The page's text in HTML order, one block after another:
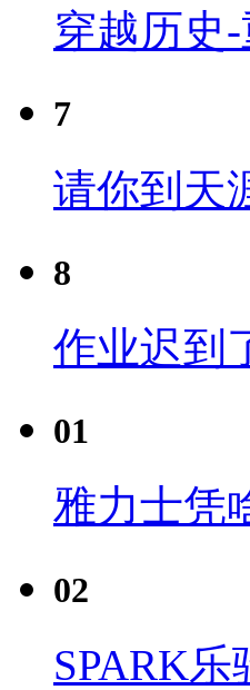
穿越历史
7
请你到天
8
作业迟到
01
雅力士凭
02
SPARK